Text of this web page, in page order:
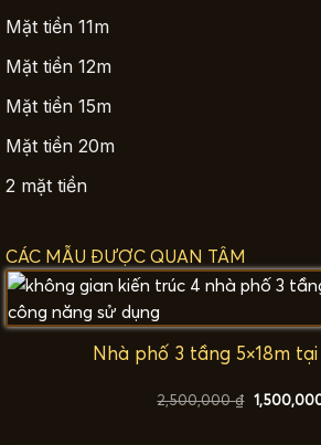
Mặt tiền 11m
Mặt tiền 12m
Mặt tiền 15m
Mặt tiền 20m
2 mặt tiền
CÁC MẪU ĐƯỢC QUAN TÂM
Nhà phố 3 tầng 5×18m
2,500,000₫ Giá
gốc